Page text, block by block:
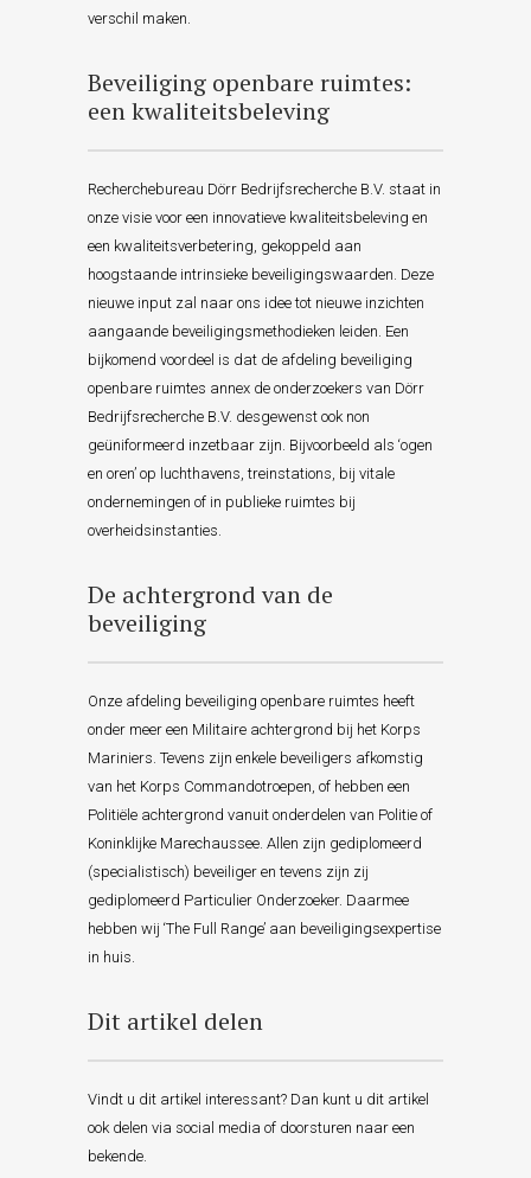
verschil maken.
Beveiliging openbare ruimtes:
een kwaliteitsbeleving
Recherchebureau Dörr Bedrijfsrecherche B.V. staat in
onze visie voor een innovatieve kwaliteitsbeleving en
een kwaliteitsverbetering, gekoppeld aan
hoogstaande intrinsieke beveiligingswaarden. Deze
nieuwe input zal naar ons idee tot nieuwe inzichten
aangaande beveiligingsmethodieken leiden. Een
bijkomend voordeel is dat de afdeling beveiliging
openbare ruimtes annex de onderzoekers van Dörr
Bedrijfsrecherche B.V. desgewenst ook non
geüniformeerd inzetbaar zijn. Bijvoorbeeld als ‘ogen
en oren’ op luchthavens, treinstations, bij vitale
ondernemingen of in publieke ruimtes bij
overheidsinstanties.
De achtergrond van de
beveiliging
Onze afdeling beveiliging openbare ruimtes heeft
onder meer een Militaire achtergrond bij het Korps
Mariniers. Tevens zijn enkele beveiligers afkomstig
van het Korps Commandotroepen, of hebben een
Politiële achtergrond vanuit onderdelen van Politie of
Koninklijke Marechaussee. Allen zijn gediplomeerd
(specialistisch) beveiliger en tevens zijn zij
gediplomeerd Particulier Onderzoeker. Daarmee
hebben wij ‘The Full Range’ aan beveiligingsexpertise
in huis.
Dit artikel delen
Vindt u dit artikel interessant? Dan kunt u dit artikel
ook delen via social media of doorsturen naar een
bekende.